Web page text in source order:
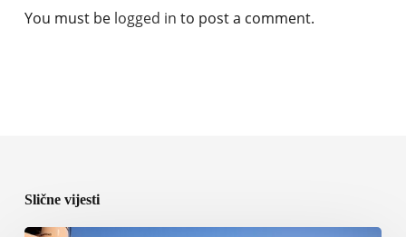
You must be logged in to post a comment.
Slične vijesti